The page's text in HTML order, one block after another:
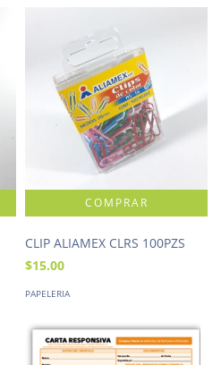
CLIP ALIAMEX CLRS 100PZS
$15.00
PAPELERIA